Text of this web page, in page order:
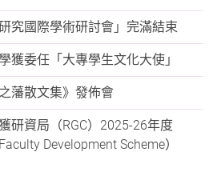
究國際學術研討會」完滿結束
獲委任「大專學生文化大使」
藩散文集》發佈會
研資局（RGC）2025-26年度
Development Scheme）